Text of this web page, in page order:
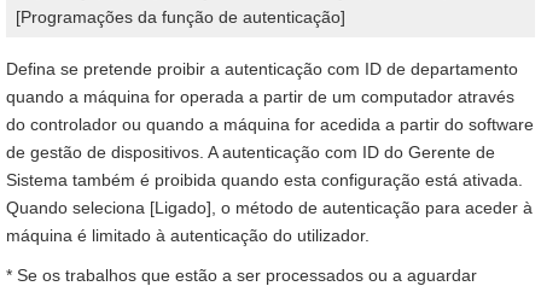
[Programações da função de autenticação]
Defina se pretende proibir a autenticação com ID de departamento
quando a máquina for operada a partir de um computador através
do controlador ou quando a máquina for acedida a partir do software
de gestão de dispositivos. A autenticação com ID do Gerente de
Sistema também é proibida quando esta configuração está ativada.
Quando seleciona [Ligado], o método de autenticação para aceder à
máquina é limitado à autenticação do utilizador.
* Se os trabalhos que estão a ser processados ou a aguardar